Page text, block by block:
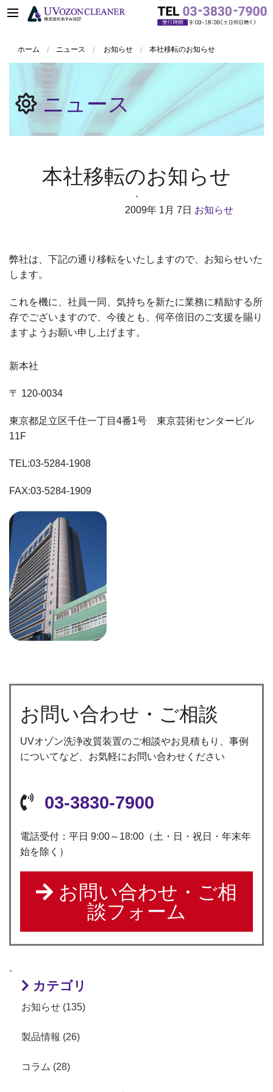
ホーム ニュース お知らせ 本社移転のお知らせ
ニュース
本社移転のお知らせ
`
2009年 1月 7日 お知らせ
弊社は、下記の通り移転をいたしますので、お知らせいた
します。
これを機に、社員一同、気持ちを新たに業務に精励する所
存でございますので、今後とも、何卒倍旧のご支援を賜り
ますようお願い申し上げます。
新本社
〒 120-0034
東京都足立区千住一丁目4番1号 東京芸術センタービル
11F
TEL:03-5284-1908
FAX:03-5284-1909
お問い合わせ・ご相談
UVオゾン洗浄改質装置のご相談やお見積もり、事例
についてなど、お気軽にお問い合わせください
03-3830-7900
電話受付：平日 9:00～18:00（土・日・祝日・年末年
始を除く）
お問い合わせ・ご相
談フォーム
`
カテゴリ
お知らせ (135)
製品情報 (26)
コラム (28)